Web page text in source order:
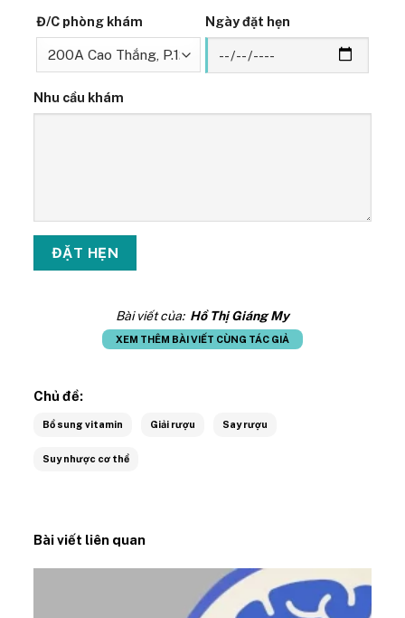
Đ/C phòng khám Ngày đặt hẹn
Nhu cầu khám
Bài viết của: Hồ Thị Giáng My
XEM THÊM BÀI VIẾT CÙNG TÁC GIẢ
Chủ đề:
Bổ sung vitamin Giải rượu Say rượu
Suy nhược cơ thể
Bài viết liên quan